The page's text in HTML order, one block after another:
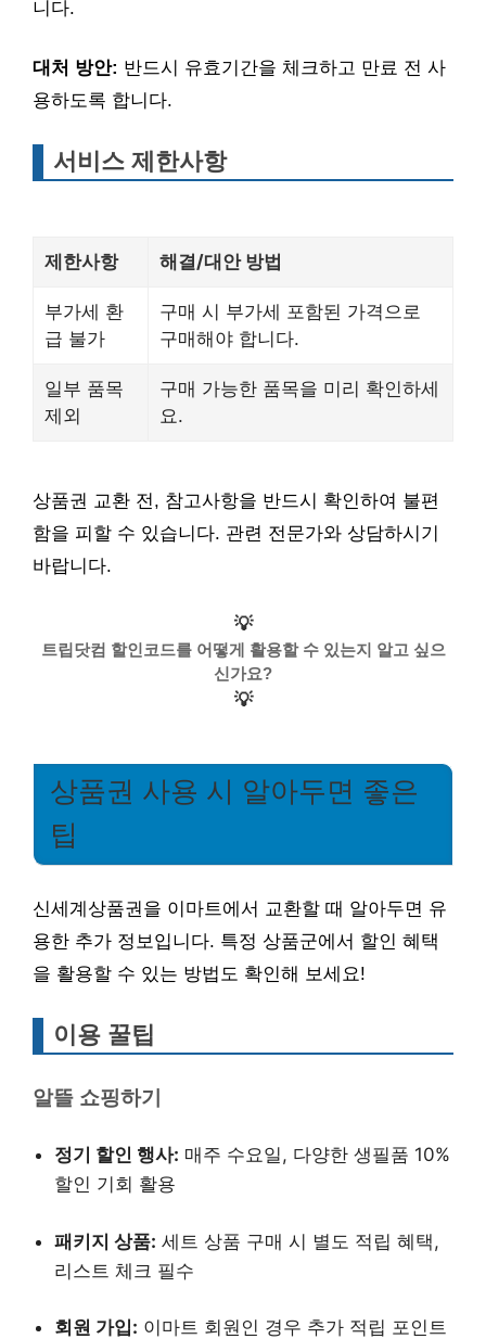
니다.
대처 방안: 반드시 유효기간을 체크하고 만료 전 사
용하도록 합니다.
서비스 제한사항
제한사항 해결/대안 방법
부가세 환
급 불가
구매 시 부가세 포함된 가격으로
구매해야 합니다.
일부 품목
제외
구매 가능한 품목을 미리 확인하세
요.
상품권 교환 전, 참고사항을 반드시 확인하여 불편
함을 피할 수 있습니다. 관련 전문가와 상담하시기
바랍니다.
💡
트립닷컴 할인코드를 어떻게 활용할 수 있는지 알고 싶으
신가요?
💡
상품권 사용 시 알아두면 좋은
팁
신세계상품권을 이마트에서 교환할 때 알아두면 유
용한 추가 정보입니다. 특정 상품군에서 할인 혜택
을 활용할 수 있는 방법도 확인해 보세요!
이용 꿀팁
알뜰 쇼핑하기
정기 할인 행사: 매주 수요일, 다양한 생필품 10%
할인 기회 활용
패키지 상품: 세트 상품 구매 시 별도 적립 혜택,
리스트 체크 필수
회원 가입: 이마트 회원인 경우 추가 적립 포인트